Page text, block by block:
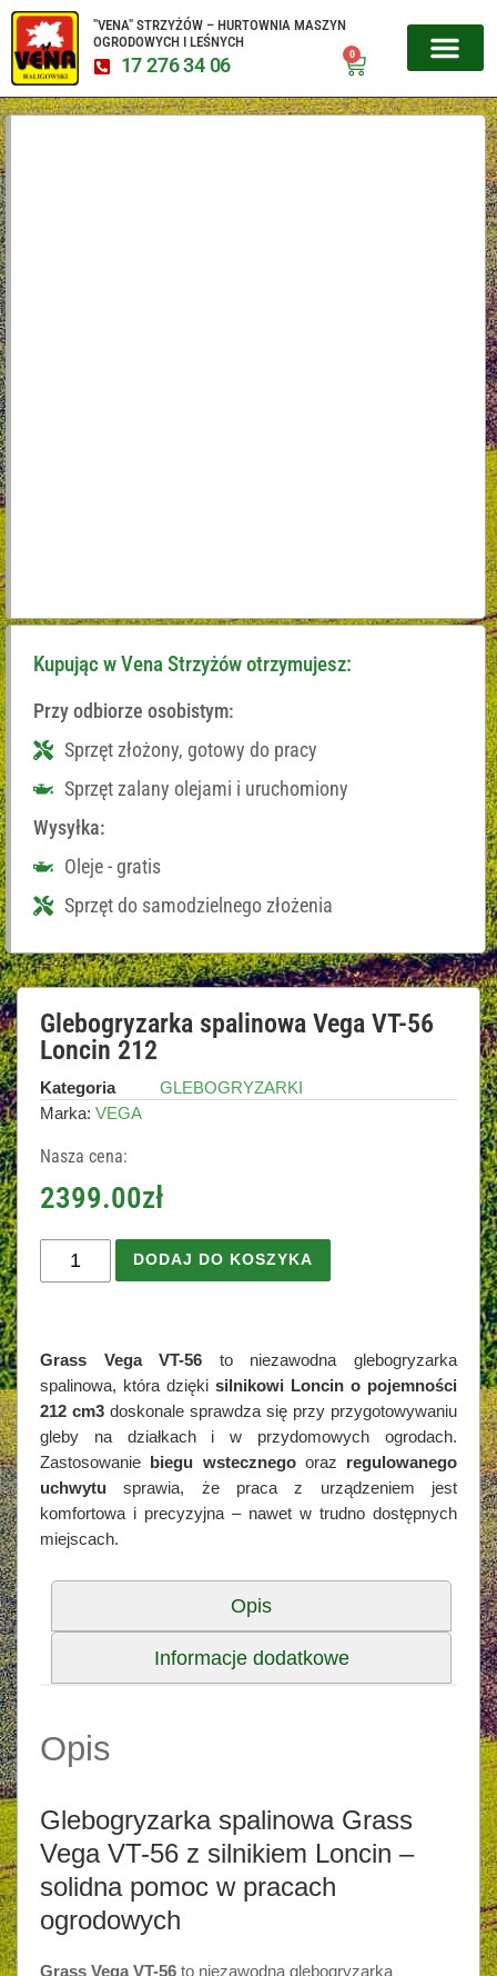
"VENA" STRZYŻÓW – HURTOWNIA MASZYN
OGRODOWYCH I LEŚNYCH
17 276 34 06
0
Kupując w Vena Strzyżów otrzymujesz:
Przy odbiorze osobistym:
Sprzęt złożony, gotowy do pracy
Sprzęt zalany olejami i uruchomiony
Wysyłka:
Oleje - gratis
Sprzęt do samodzielnego złożenia
Glebogryzarka spalinowa Vega VT-56
Loncin 212
Kategoria
GLEBOGRYZARKI
Marka: VEGA
Nasza cena:
2399.00zł
DODAJ DO KOSZYKA
Grass Vega VT-56 to niezawodna glebogryzarka
spalinowa, która dzięki silnikowi Loncin o pojemności
212 cm3 doskonale sprawdza się przy przygotowywaniu
gleby na działkach i w przydomowych ogrodach.
Zastosowanie biegu wstecznegooraz regulowanego
uchwytu sprawia, że praca z urządzeniem jest
komfortowa i precyzyjna – nawet w trudno dostępnych
miejscach.
Opis
Informacje dodatkowe
Opis
Glebogryzarka spalinowa Grass
Vega VT-56 z silnikiem Loncin –
solidna pomoc w pracach
ogrodowych
Grass Vega VT-56 to niezawodna glebogryzarka